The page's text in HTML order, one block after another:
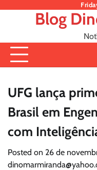
Blog
UFG lança
Brasil em
com
Posted on 26 de